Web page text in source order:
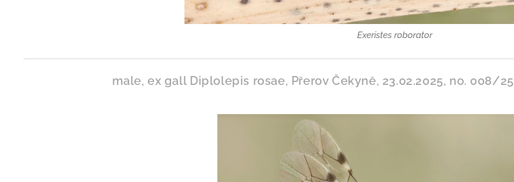
Exeristes roborator
male, ex gall Diplolepis rosae, Přerov Čekyně, 23.02.2025, no. 008/25